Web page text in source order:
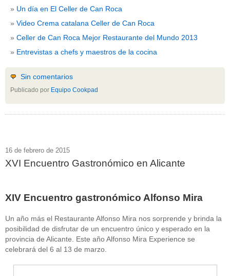
Un día en El Celler de Can Roca
Video Crema catalana Celler de Can Roca
Celler de Can Roca Mejor Restaurante del Mundo 2013
Entrevistas a chefs y maestros de la cocina
Sin comentarios
Publicado por Equipo Cookpad
16 de febrero de 2015
XVI Encuentro Gastronómico en Alicante
XIV Encuentro gastronómico Alfonso Mira
Un año más el Restaurante Alfonso Mira nos sorprende y brinda la
posibilidad de disfrutar de un encuentro único y esperado en la
provincia de Alicante. Este año Alfonso Mira Experience se
celebrará del 6 al 13 de marzo.